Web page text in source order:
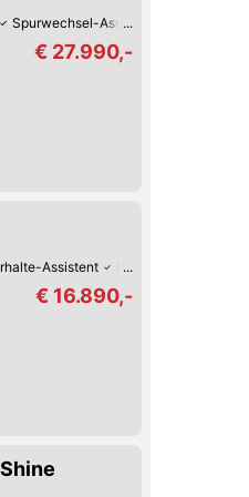
Spurwechsel-Assistent
€ 27.990,-
Assistent Reifendruck-Kontrolle
€ 16.890,-